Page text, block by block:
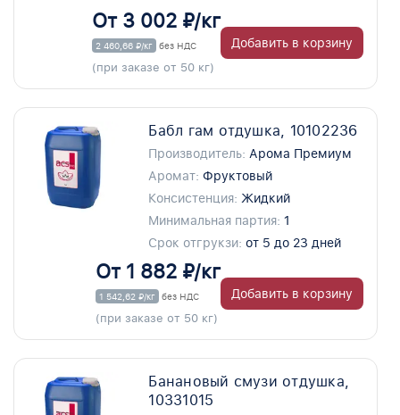
От 3 002 ₽/кг
2 460,66 ₽/кг без НДС
(при заказе от 50 кг)
Добавить в корзину
Бабл гам отдушка, 10102236
Производитель: Арома Премиум
Аромат: Фруктовый
Консистенция: Жидкий
Минимальная партия: 1
Срок отгрукзи: от 5 до 23 дней
От 1 882 ₽/кг
1 542,62 ₽/кг без НДС
(при заказе от 50 кг)
Добавить в корзину
Банановый смузи отдушка,
10331015